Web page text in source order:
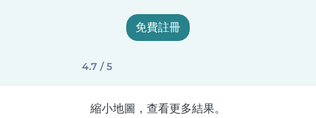
免費註冊
4.7 / 5
縮小地圖，查看更多結果。